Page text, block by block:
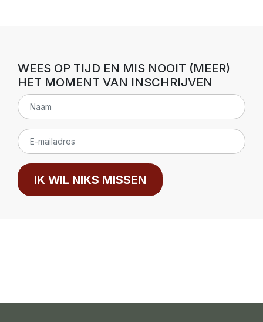
WEES OP TIJD EN MIS NOOIT (MEER)
HET MOMENT VAN INSCHRIJVEN
IK WIL NIKS MISSEN